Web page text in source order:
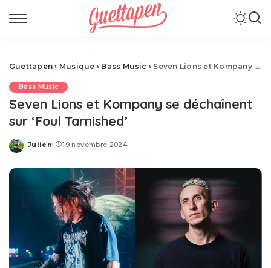
Guettapen › Musique › Bass Music › Seven Lions et Kompany se déchaînent sur ‘Foul Tarnished’
Bass Music
Seven Lions et Kompany se déchaînent
sur ‘Foul Tarnished’
Posted
Julien 19 novembre 2024